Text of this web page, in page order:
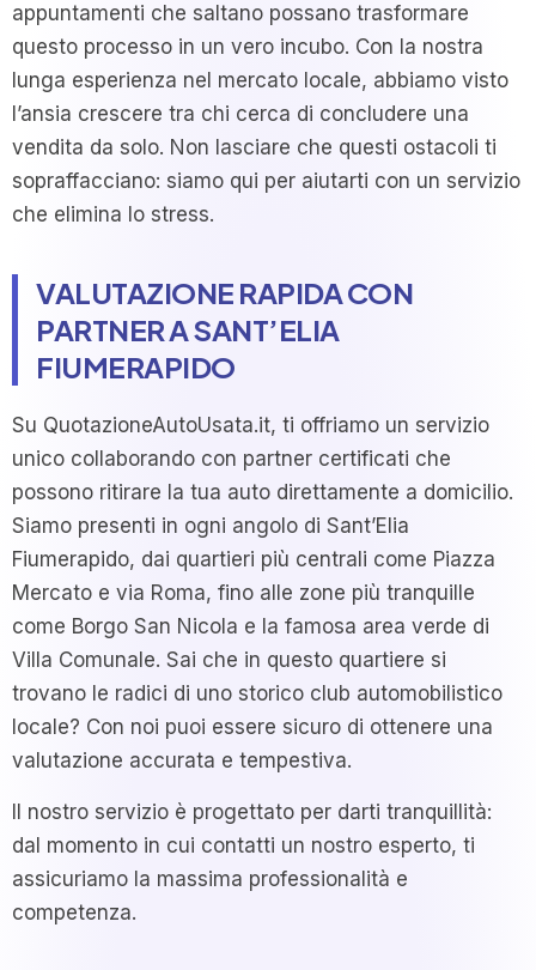
appuntamenti che saltano possano trasformare
questo processo in un vero incubo. Con la nostra
lunga esperienza nel mercato locale, abbiamo visto
l’ansia crescere tra chi cerca di concludere una
vendita da solo. Non lasciare che questi ostacoli ti
sopraffacciano: siamo qui per aiutarti con un servizio
che elimina lo stress.
VALUTAZIONE RAPIDA CON
PARTNER A SANT’ELIA
FIUMERAPIDO
Su QuotazioneAutoUsata.it, ti offriamo un servizio
unico collaborando con partner certificati che
possono ritirare la tua auto direttamente a domicilio.
Siamo presenti in ogni angolo di Sant’Elia
Fiumerapido, dai quartieri più centrali come Piazza
Mercato e via Roma, fino alle zone più tranquille
come Borgo San Nicola e la famosa area verde di
Villa Comunale. Sai che in questo quartiere si
trovano le radici di uno storico club automobilistico
locale? Con noi puoi essere sicuro di ottenere una
valutazione accurata e tempestiva.
Il nostro servizio è progettato per darti tranquillità:
dal momento in cui contatti un nostro esperto, ti
assicuriamo la massima professionalità e
competenza.